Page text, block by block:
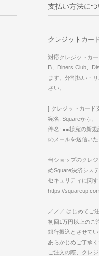
支払い方法につ
クレジットカー
対応クレジットカ
B、Diners Club、
ます。分割払い・
さい。
[ クレジットカード
宛名: Squareから、
件名: ●●様宛の新規
のメールを送信い
当ショップのクレ
めSquare決済シス
セキュリティに関
https://
／／／ はじめてご
初回1万円以上のご
銀行振込とさせてい
あらかじめご了承く
ご注文の際、クレ